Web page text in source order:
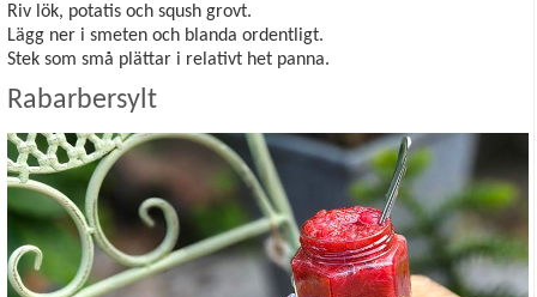
Riv lök, potatis och sqush grovt.
Lägg ner i smeten och blanda ordentligt.
Stek som små plättar i relativt het panna.
Rabarbersylt